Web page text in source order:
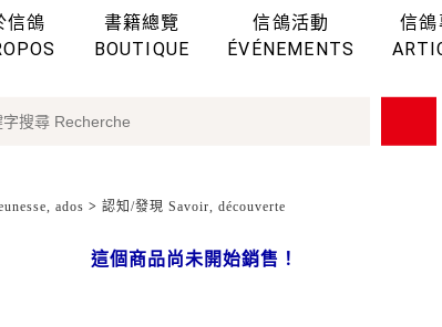
信鴿
書籍總覽
BOUTIQUE
信鴿活動
ÉVÉNEMENTS
信鴿
ados > 認知/發現 Savoir, découverte
這個商品尚未開始銷售！